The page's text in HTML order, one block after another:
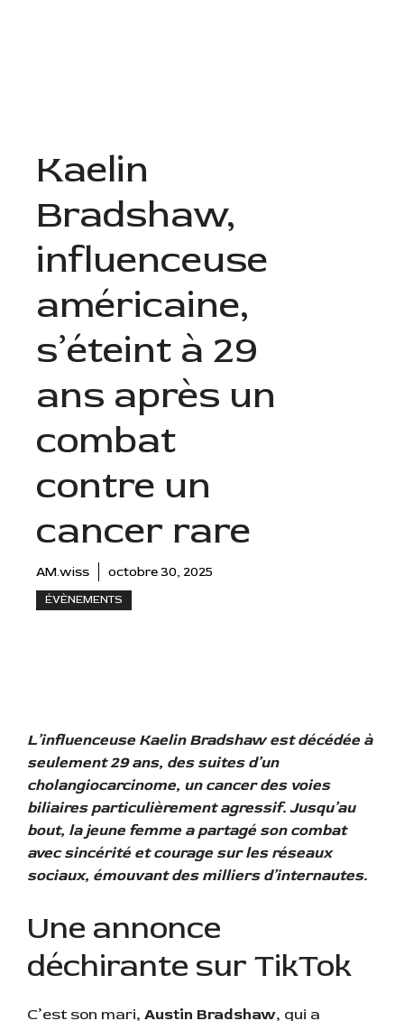
Kaelin
Bradshaw,
influenceuse
américaine,
s’éteint à 29
ans après un
combat
contre un
cancer rare
AM.wiss octobre 30, 2025
ÉVÈNEMENTS
L’influenceuse Kaelin Bradshaw est décédée à
seulement 29 ans, des suites d’un
cholangiocarcinome, un cancer des voies
biliaires particulièrement agressif. Jusqu’au
bout, la jeune femme a partagé son combat
avec sincérité et courage sur les réseaux
sociaux, émouvant des milliers d’internautes.
Une annonce
déchirante sur TikTok
C’est son mari, Austin Bradshaw, qui a